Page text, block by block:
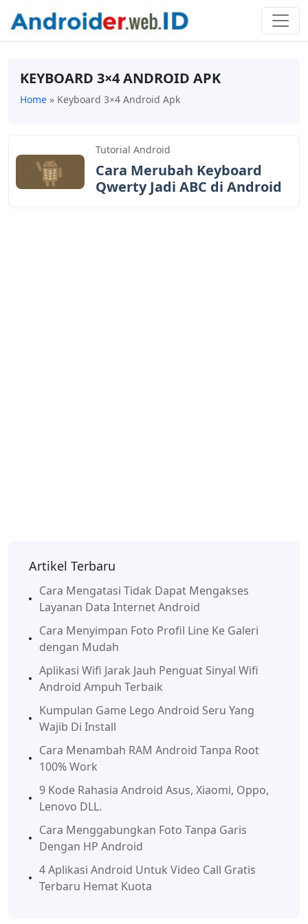
KEYBOARD 3×4 ANDROID APK
Home » Keyboard 3×4 Android Apk
Tutorial Android
Cara Merubah Keyboard
Qwerty Jadi ABC di Android
Artikel Terbaru
Cara Mengatasi Tidak Dapat Mengakses
Layanan Data Internet Android
Cara Menyimpan Foto Profil Line Ke Galeri
dengan Mudah
Aplikasi Wifi Jarak Jauh Penguat Sinyal Wifi
Android Ampuh Terbaik
Kumpulan Game Lego Android Seru Yang
Wajib Di Install
Cara Menambah RAM Android Tanpa Root
100% Work
9 Kode Rahasia Android Asus, Xiaomi, Oppo,
Lenovo DLL.
Cara Menggabungkan Foto Tanpa Garis
Dengan HP Android
4 Aplikasi Android Untuk Video Call Gratis
Terbaru Hemat Kuota